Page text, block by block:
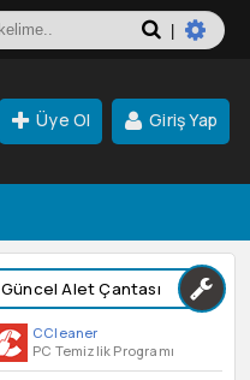
Üye Ol Giriş Yap
Güncel Alet Çantası
CCleaner
PC Temizlik Programı